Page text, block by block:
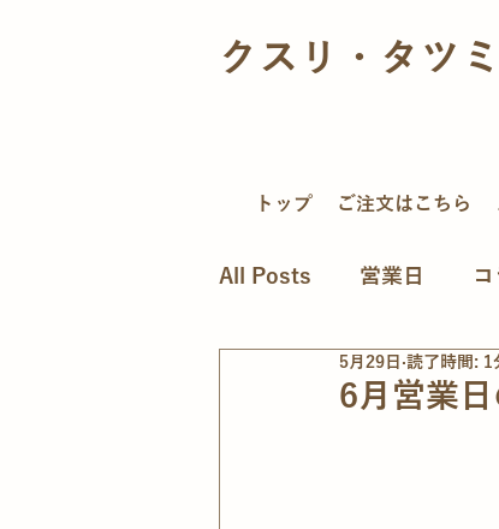
クスリ・タツミ
トップ ご注文はこちら
All Posts 営業日
6月営業
5月29日 読了時間: 1